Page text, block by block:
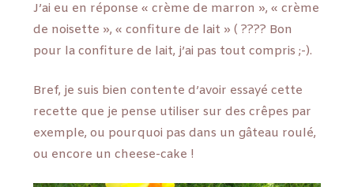
J’ai eu en réponse « crème de marron », « crème
de noisette », « confiture de lait » ( ???? Bon
pour la confiture de lait, j’ai pas tout compris ;-).
Bref, je suis bien contente d’avoir essayé cette
recette que je pense utiliser sur des crêpes par
exemple, ou pourquoi pas dans un gâteau roulé,
ou encore un cheese-cake !